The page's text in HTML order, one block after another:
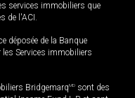
services immobiliers que
de l'ACI.
déposée de la Banque
les Services immobiliers
BridgemarqMD sont des